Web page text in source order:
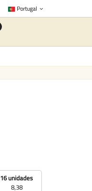
Portugal
16 unidades
8,38